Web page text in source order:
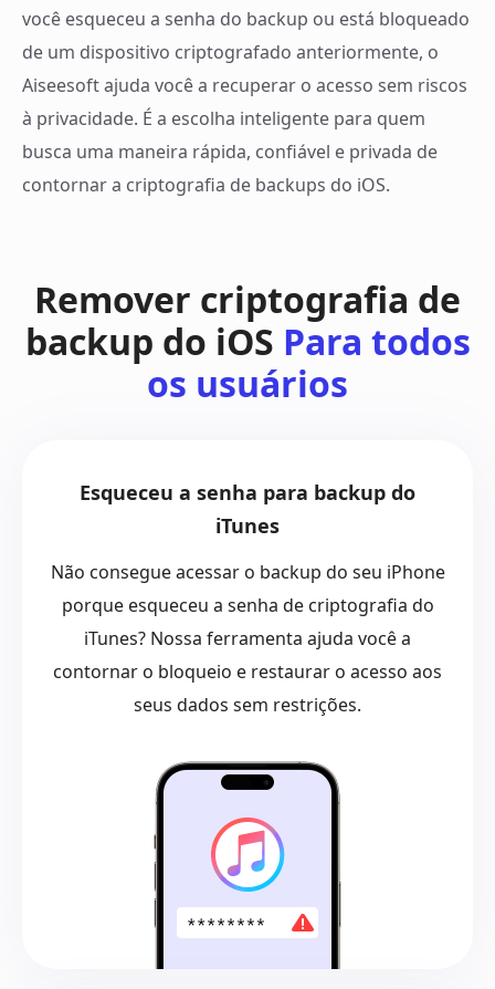
você esqueceu a senha do backup ou está bloqueado
de um dispositivo criptografado anteriormente, o
Aiseesoft ajuda você a recuperar o acesso sem riscos
à privacidade. É a escolha inteligente para quem
busca uma maneira rápida, confiável e privada de
contornar a criptografia de backups do iOS.
Remover criptografia de
backup do iOS Para todos
os usuários
Esqueceu a senha para backup do
iTunes
Não consegue acessar o backup do seu iPhone
porque esqueceu a senha de criptografia do
iTunes? Nossa ferramenta ajuda você a
contornar o bloqueio e restaurar o acesso aos
seus dados sem restrições.